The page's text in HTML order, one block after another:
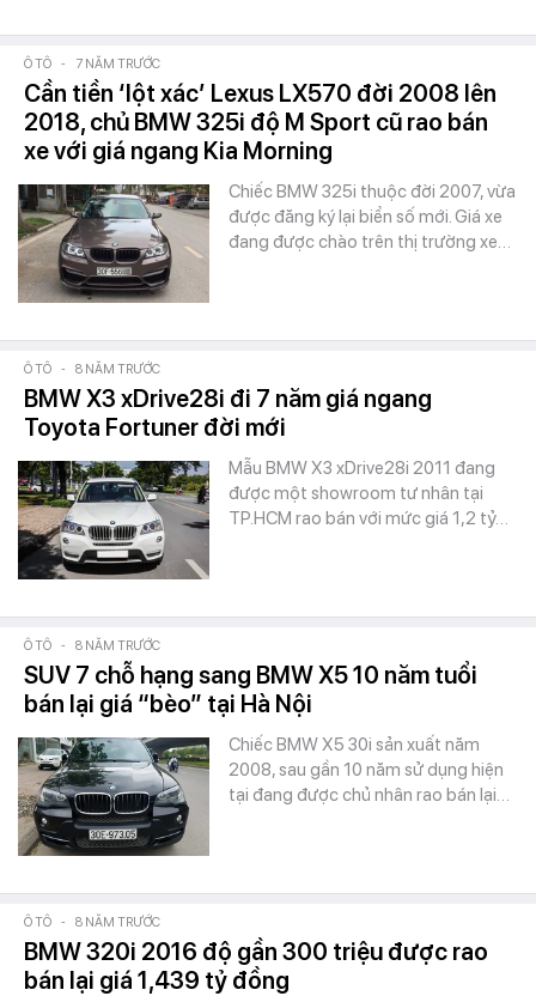
Ô TÔ - 7 NĂM TRƯỚC
Cần tiền ‘lột xác’ Lexus LX570 đời 2008 lên
2018, chủ BMW 325i độ M Sport cũ rao bán
xe với giá ngang Kia Morning
Chiếc BMW 325i thuộc đời 2007, vừa
được đăng ký lại biển số mới. Giá xe
đang được chào trên thị trường xe…
Ô TÔ - 8 NĂM TRƯỚC
BMW X3 xDrive28i đi 7 năm giá ngang
Toyota Fortuner đời mới
Mẫu BMW X3 xDrive28i 2011 đang
được một showroom tư nhân tại
TP.HCM rao bán với mức giá 1,2 tỷ…
Ô TÔ - 8 NĂM TRƯỚC
SUV 7 chỗ hạng sang BMW X5 10 năm tuổi
bán lại giá “bèo” tại Hà Nội
Chiếc BMW X5 30i sản xuất năm
2008, sau gần 10 năm sử dụng hiện
tại đang được chủ nhân rao bán lại…
Ô TÔ - 8 NĂM TRƯỚC
BMW 320i 2016 độ gần 300 triệu được rao
bán lại giá 1,439 tỷ đồng